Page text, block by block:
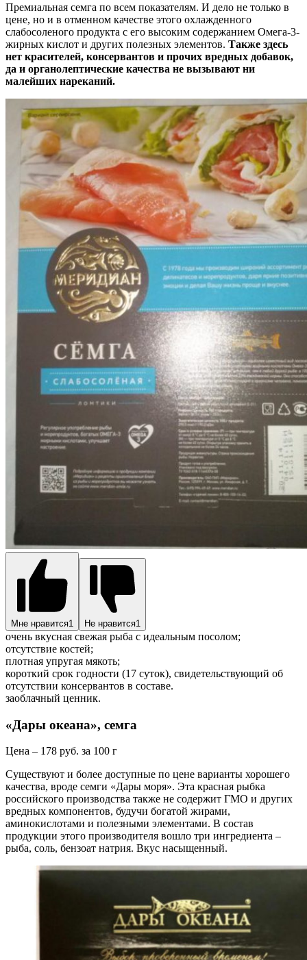
Премиальная семга по всем показателям. И дело не только в
цене, но и в отменном качестве этого охлажденного
слабосоленого продукта с его высоким содержанием Омега-3-
жирных кислот и других полезных элементов. Также здесь
нет красителей, консервантов и прочих вредных добавок,
да и органолептические качества не вызывают ни
малейших нареканий.
Мне нравится1 Не нравится1
очень вкусная свежая рыба с идеальным посолом;
отсутствие костей;
плотная упругая мякоть;
короткий срок годности (17 суток), свидетельствующий об
отсутствии консервантов в составе.
заоблачный ценник.
«Дары океана», семга
Цена – 178 руб. за 100 г
Существуют и более доступные по цене варианты хорошего
качества, вроде семги «Дары моря». Эта красная рыбка
российского производства также не содержит ГМО и других
вредных компонентов, будучи богатой жирами,
аминокислотами и полезными элементами. В состав
продукции этого производителя вошло три ингредиента –
рыба, соль, бензоат натрия. Вкус насыщенный.